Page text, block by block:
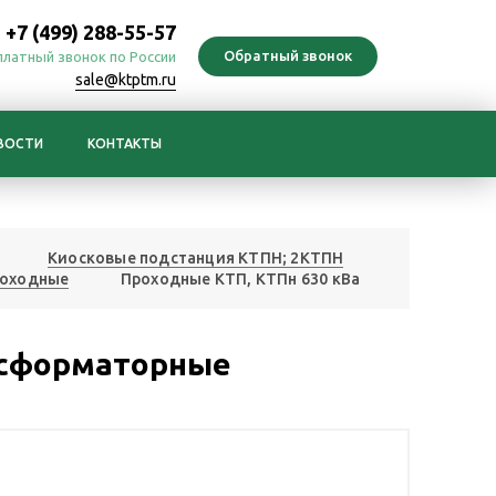
+7 (499) 288-55-57
звонок по России
sale@ktptm.ru
КОНТАКТЫ
Киосковые подстанция КТПН; 2КТПН
Проходные КТП, КТПн 630 кВа